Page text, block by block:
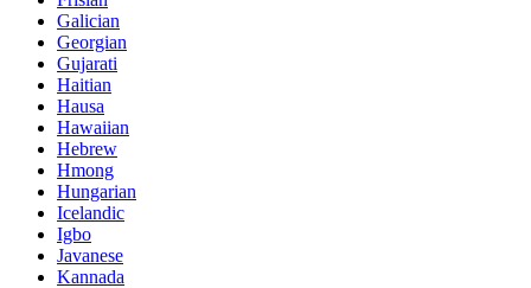
Galician
Georgian
Gujarati
Haitian
Hausa
Hawaiian
Hebrew
Hmong
Hungarian
Icelandic
Igbo
Javanese
Kannada